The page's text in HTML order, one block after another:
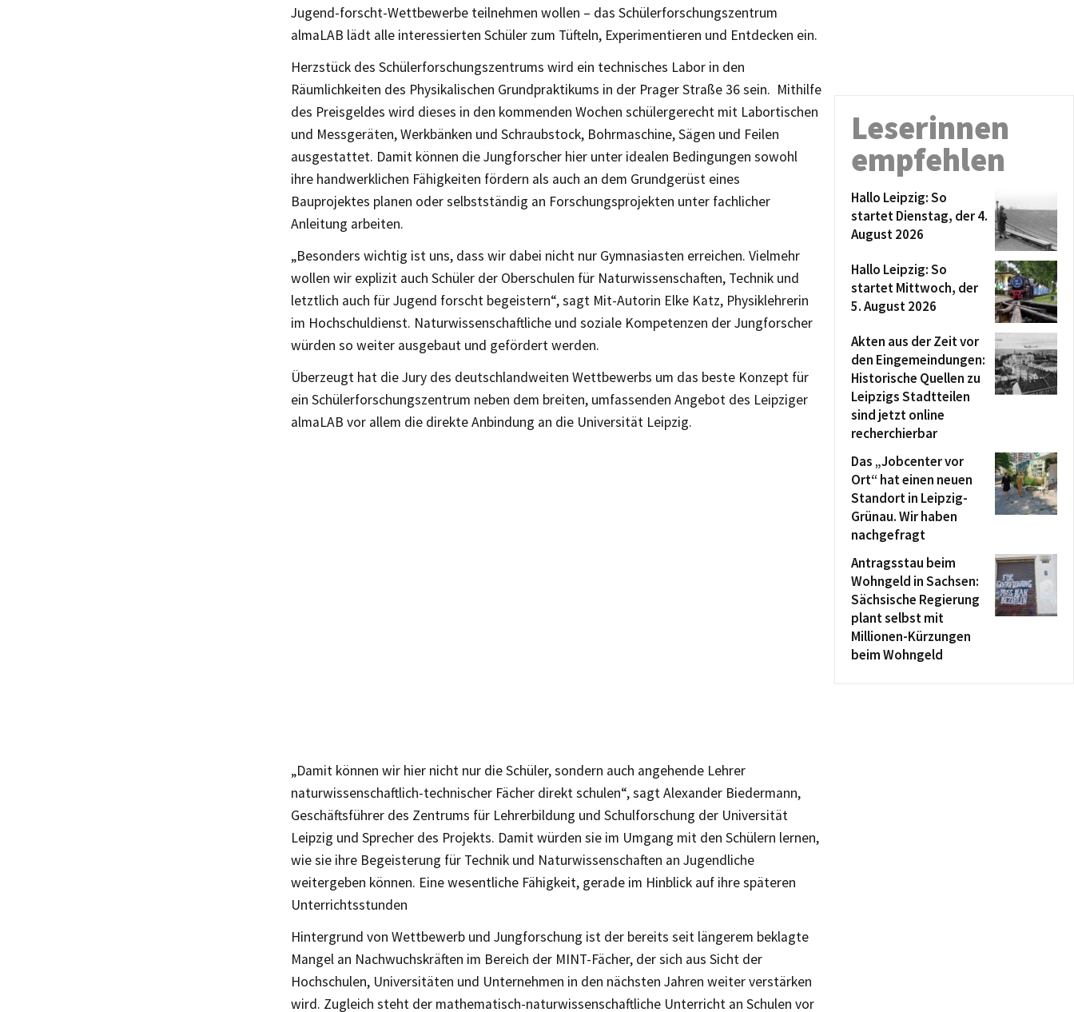
Jugend-forscht-Wettbewerbe teilnehmen wollen – das Schülerforschungszentrum
almaLAB lädt alle interessierten Schüler zum Tüfteln, Experimentieren und Entdecken ein.
Herzstück des Schülerforschungszentrums wird ein technisches Labor in den
Räumlichkeiten des Physikalischen Grundpraktikums in der Prager Straße 36 sein. Mithilfe
des Preisgeldes wird dieses in den kommenden Wochen schülergerecht mit Labortischen
und Messgeräten, Werkbänken und Schraubstock, Bohrmaschine, Sägen und Feilen
ausgestattet. Damit können die Jungforscher hier unter idealen Bedingungen sowohl
ihre handwerklichen Fähigkeiten fördern als auch an dem Grundgerüst eines
Bauprojektes planen oder selbstständig an Forschungsprojekten unter fachlicher
Anleitung arbeiten.
„Besonders wichtig ist uns, dass wir dabei nicht nur Gymnasiasten erreichen. Vielmehr
wollen wir explizit auch Schüler der Oberschulen für Naturwissenschaften, Technik und
letztlich auch für Jugend forscht begeistern“, sagt Mit-Autorin Elke Katz, Physiklehrerin
im Hochschuldienst. Naturwissenschaftliche und soziale Kompetenzen der Jungforscher
würden so weiter ausgebaut und gefördert werden.
Überzeugt hat die Jury des deutschlandweiten Wettbewerbs um das beste Konzept für
ein Schülerforschungszentrum neben dem breiten, umfassenden Angebot des Leipziger
almaLAB vor allem die direkte Anbindung an die Universität Leipzig.
„Damit können wir hier nicht nur die Schüler, sondern auch angehende Lehrer
naturwissenschaftlich-technischer Fächer direkt schulen“, sagt Alexander Biedermann,
Geschäftsführer des Zentrums für Lehrerbildung und Schulforschung der Universität
Leipzig und Sprecher des Projekts. Damit würden sie im Umgang mit den Schülern lernen,
wie sie ihre Begeisterung für Technik und Naturwissenschaften an Jugendliche
weitergeben können. Eine wesentliche Fähigkeit, gerade im Hinblick auf ihre späteren
Unterrichtsstunden
Hintergrund von Wettbewerb und Jungforschung ist der bereits seit längerem beklagte
Mangel an Nachwuchskräften im Bereich der MINT-Fächer, der sich aus Sicht der
Hochschulen, Universitäten und Unternehmen in den nächsten Jahren weiter verstärken
wird. Zugleich steht der mathematisch-naturwissenschaftliche Unterricht an Schulen vor
Leserinnen
empfehlen
Hallo Leipzig: So
startet Dienstag, der 4.
August 2026
Hallo Leipzig: So
startet Mittwoch, der
5. August 2026
Akten aus der Zeit vor
den Eingemeindungen:
Historische Quellen zu
Leipzigs Stadtteilen
sind jetzt online
recherchierbar
Das „Jobcenter vor
Ort“ hat einen neuen
Standort in Leipzig-
Grünau. Wir haben
nachgefragt
Antragsstau beim
Wohngeld in Sachsen:
Sächsische Regierung
plant selbst mit
Millionen-Kürzungen
beim Wohngeld